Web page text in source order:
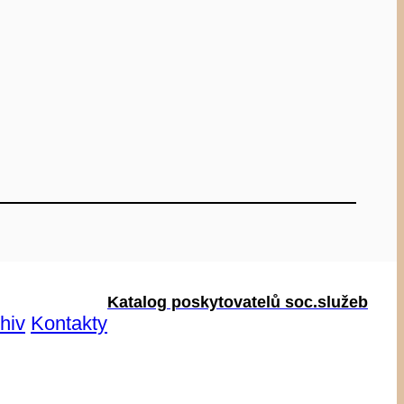
Kontakty
Katalog poskytovatelů soc.služeb